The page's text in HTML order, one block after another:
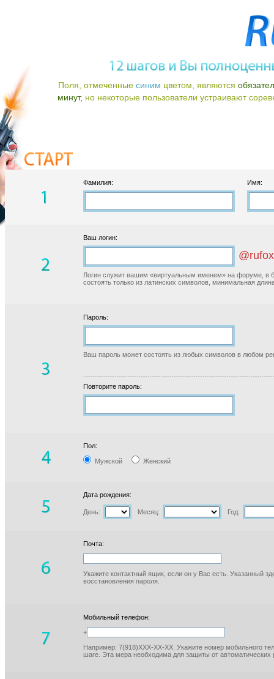
Поля, отмеченные синим цветом, являются
минут, но некоторые пользователи устраивают
Фамилия: Имя:
Ваш логин:
Логин служит вашим «виртуальным именем» на форуме, в
состоять только из латинских символов, минимальная
Пароль:
Ваш пароль может состоять из любых символов в любом
Повторите пароль:
Пол:
Мужской Женский
Дата рождения:
День: Месяц: Год:
Почта:
Укажите контактный ящик, если он у Вас есть. Указанный
восстановления пароля.
Мобильный телефон:
+
Например: 7(918)XXX-XX-XX. Укажите номер мобильного
шаге. Эта мера необходима для защиты от автоматических